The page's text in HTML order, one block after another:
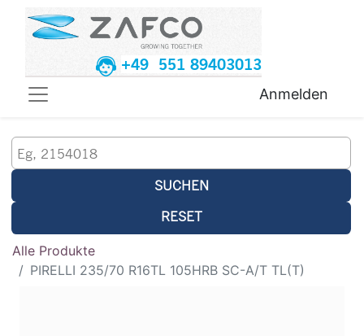
+49 551 89403013
Anmelden
SUCHEN
RESET
Alle Produkte
PIRELLI 235/70 R16TL 105HRB SC-A/T TL(T)